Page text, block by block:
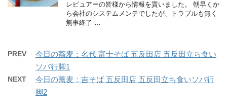
レビュアーの皆様から情報を貰いました。 朝早くか
ら会社のシステムメンテでしたが、トラブルも無く
無事終了 …
PREV
今日の蕎麦：名代 富士そば 五反田店 五反田立ち食い
ソバ行脚1
NEXT
今日の蕎麦：吉そば 五反田店 五反田立ち食いソバ行
脚2